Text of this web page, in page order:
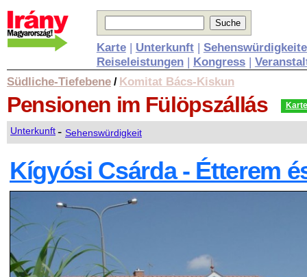
Karte| Unterkunft|
Reiseleistungen| Kongress|
Südliche-Tiefebene / Komitat Bács-Kiskun
Pensionen im Fülöpszállás Karte
Unterkunft- Sehenswürdigkeit
Kígyósi Csárda - Étterem